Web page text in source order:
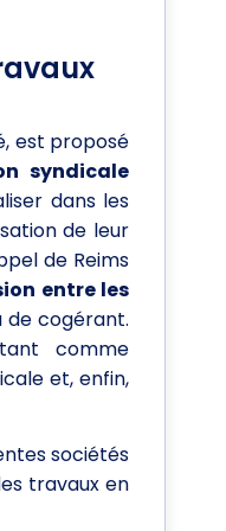
est proposé
syndicale
dans les
de leur
de Reims
entre les
de cogérant.
comme
et, enfin,
sociétés
travaux en